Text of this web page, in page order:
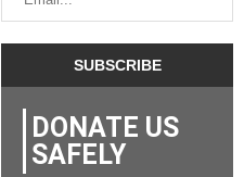
DONATE US
SAFELY